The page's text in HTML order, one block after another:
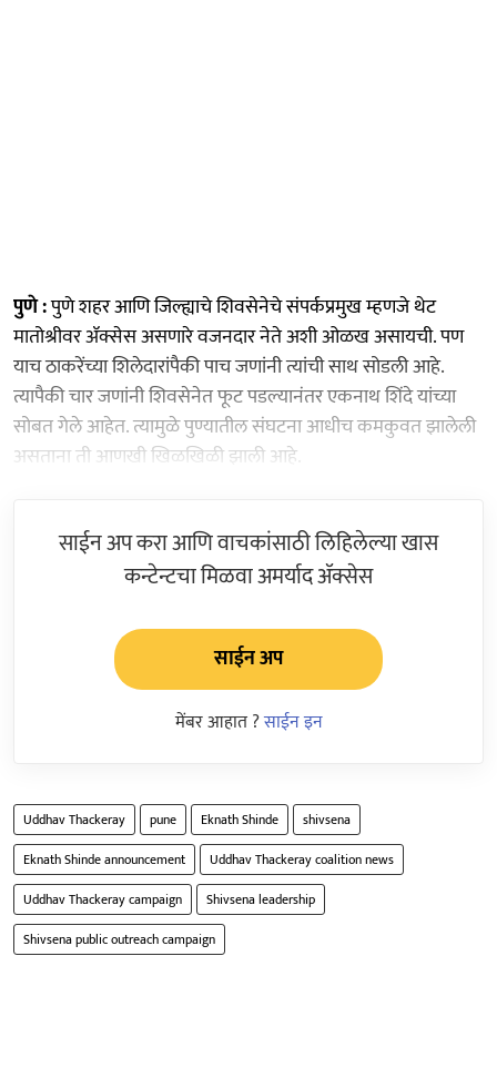
पुणे :पुणे शहर आणि जिल्ह्याचे शिवसेनेचे संपर्कप्रमुख म्हणजे थेट
मातोश्रीवर ॲक्सेस असणारे वजनदार नेते अशी ओळख असायची. पण
याच ठाकरेंच्या शिलेदारांपैकी पाच जणांनी त्यांची साथ सोडली आहे.
त्यापैकी चार जणांनी शिवसेनेत फूट पडल्यानंतर एकनाथ शिंदे यांच्या
सोबत गेले आहेत. त्यामुळे पुण्यातील संघटना आधीच कमकुवत झालेली
असताना ती आणखी खिळखिळी झाली आहे.
साईन अप करा आणि वाचकांसाठी लिहिलेल्या खास
कन्टेन्टचा मिळवा अमर्याद ॲक्सेस
साईन अप
मेंबर आहात ?साईन इन
Uddhav Thackeray pune Eknath Shinde
shivsena
Eknath Shinde announcement
Uddhav Thackeray coalition news
Uddhav Thackeray campaign
Shivsena leadership
Shivsena public outreach campaign